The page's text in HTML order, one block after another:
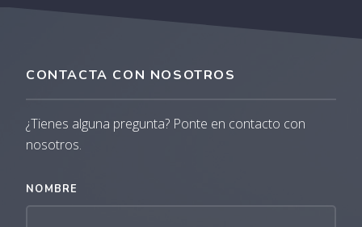
CONTACTA CON NOSOTROS
¿Tienes alguna pregunta? Ponte en contacto con
nosotros.
NOMBRE